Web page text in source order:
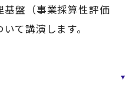
盤（事業採算性評価
て講演します。